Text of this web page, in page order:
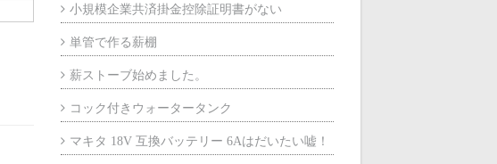
小規模企業共済掛金控除証明書がない
単管で作る薪棚
薪ストーブ始めました。
コック付きウォータータンク
マキタ 18V 互換バッテリー 6Aはだいたい嘘！